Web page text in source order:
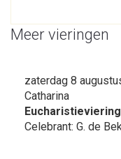
Meer vieringen
zaterdag 8
Catharina
Eucharistieviering
Celebrant: G. de